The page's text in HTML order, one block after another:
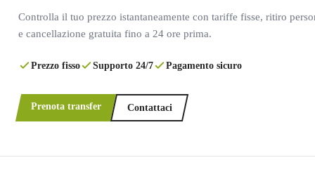
Controlla il tuo prezzo istantaneamente con tariffe fisse, ritiro
e cancellazione gratuita fino a 24 ore prima.
Prezzo fisso Supporto 24/7 Pagamento sicuro
Prenota transfer Contattaci